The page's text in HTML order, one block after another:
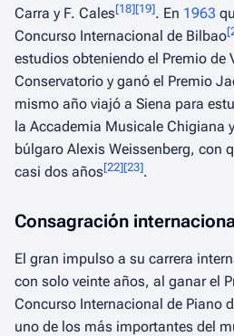
Carra y F. Cales[18][19]. En 1963
Concurso Internacional de Bilbao[
estudios obteniendo el Premio de
Conservatorio y ganó el Premio
mismo año viajó a Siena para
la Accademia Musicale Chigiana
búlgaro Alexis Weissenberg, con
casi dos años[22][23].
Consagración
El gran impulso a su carrera
con solo veinte años, al ganar el
Concurso Internacional de Piano
uno de los más importantes del